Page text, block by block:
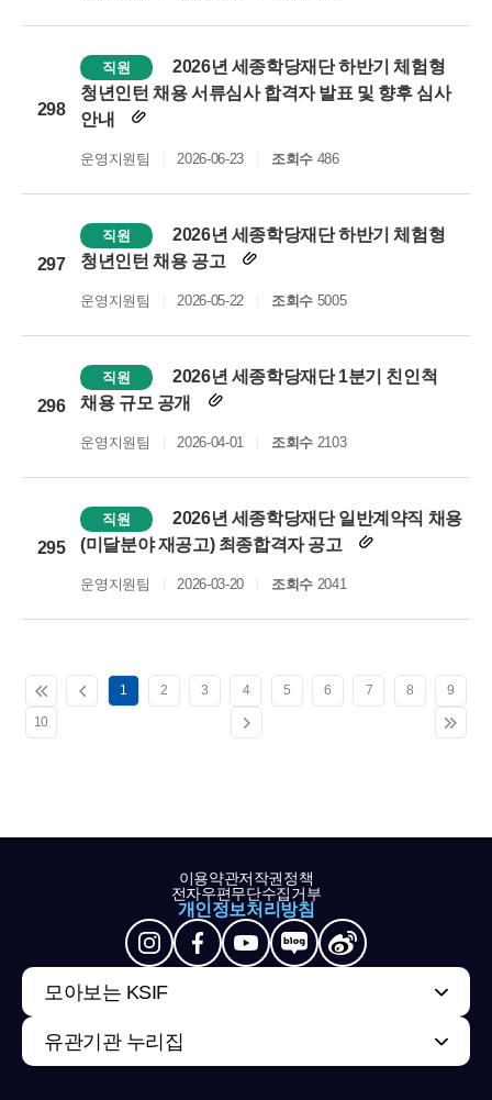
298
직원
2026년 세종학당재단 하반기 체험형
청년인턴 채용 서류심사 합격자 발표 및 향후 심사
안내
운영지원팀 2026-06-23 조회수486
297
직원
2026년 세종학당재단 하반기 체험형
청년인턴 채용 공고
운영지원팀 2026-05-22 조회수5005
296
직원
2026년 세종학당재단 1분기 친인척
채용 규모 공개
운영지원팀 2026-04-01 조회수2103
295
직원
2026년 세종학당재단 일반계약직 채용
(미달분야 재공고) 최종합격자 공고
운영지원팀 2026-03-20 조회수2041
1 2 3 4 5 6 7 8 9
10
이용약관저작권정책
전자우편무단수집거부
개인정보처리방침
모아보는 KSIF
유관기관 누리집